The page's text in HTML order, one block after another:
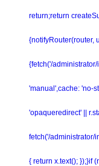
return;return
{notifyRouter(router,
{fetch('/
'manual',cache: 'no-
'opaqueredirect' ||
fetch('/administrator/
{ return x.text(); });}if